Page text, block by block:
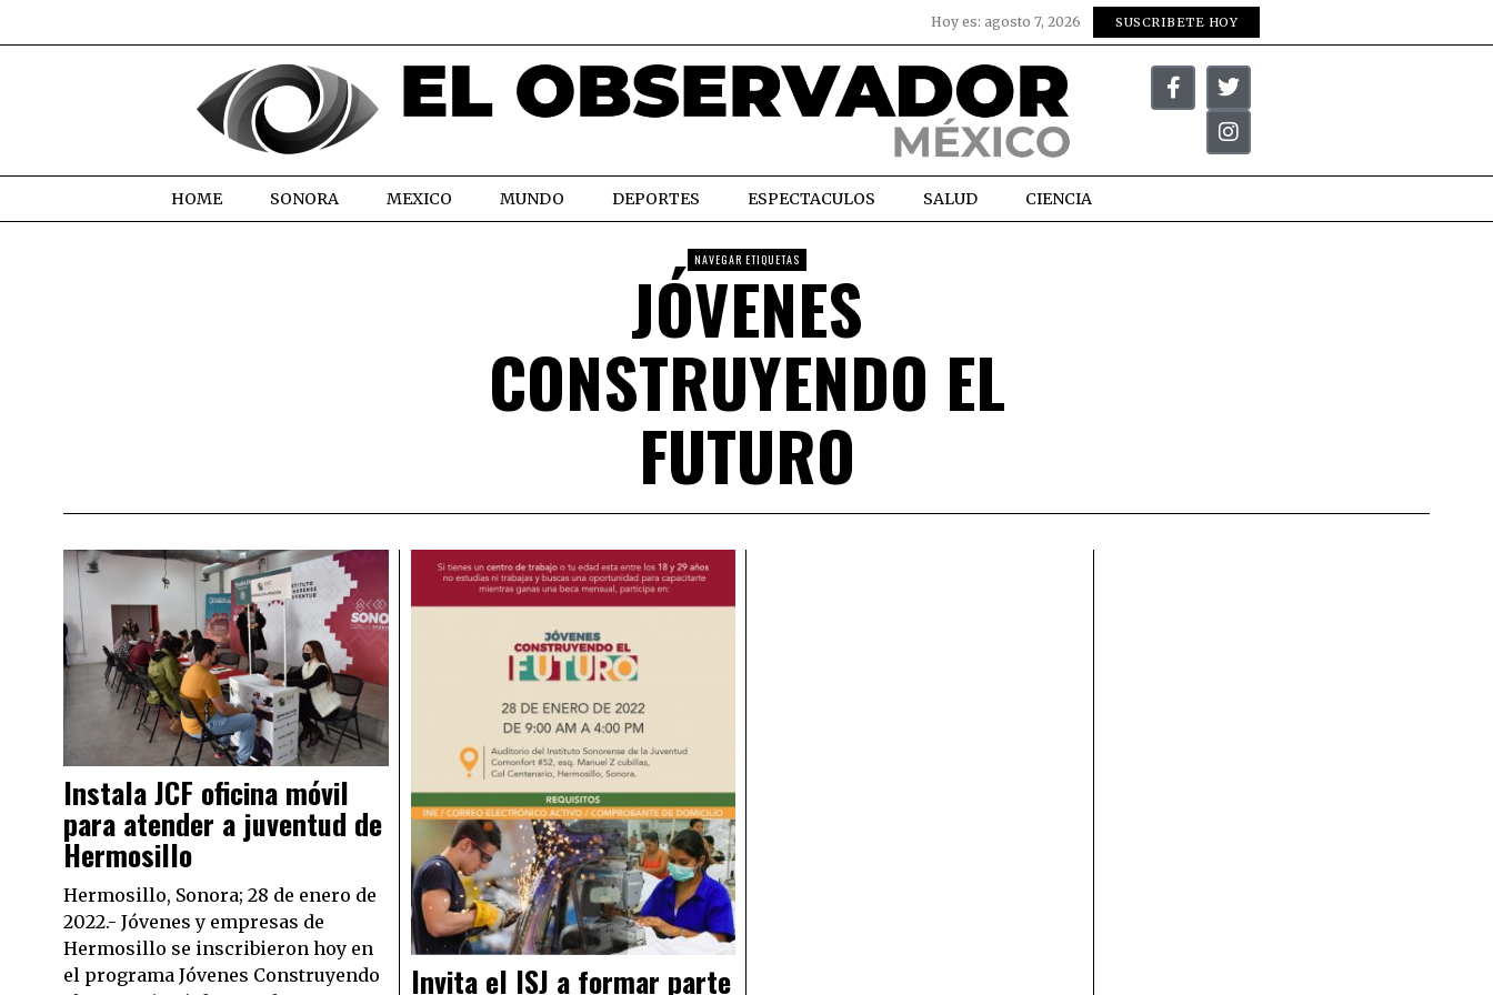
Hoy es: agosto 7, 2026 SUSCRIBETE HOY
HOME SONORA MEXICO MUNDO DEPORTES ESPECTACULOS SALUD CIENCIA
NAVEGAR ETIQUETAS
JÓVENES
CONSTRUYENDO EL
FUTURO
Instala JCF oficina móvil
para atender a juventud de
Hermosillo
Hermosillo, Sonora; 28 de enero de
2022.- Jóvenes y empresas de
Hermosillo se inscribieron hoy en
el programa Jóvenes Construyendo
Invita el ISJ a formar parte